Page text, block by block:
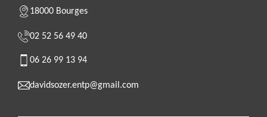
18000 Bourges
02 52 56 49 40
06 26 99 13 94
davidsozer.entp@gmail.com